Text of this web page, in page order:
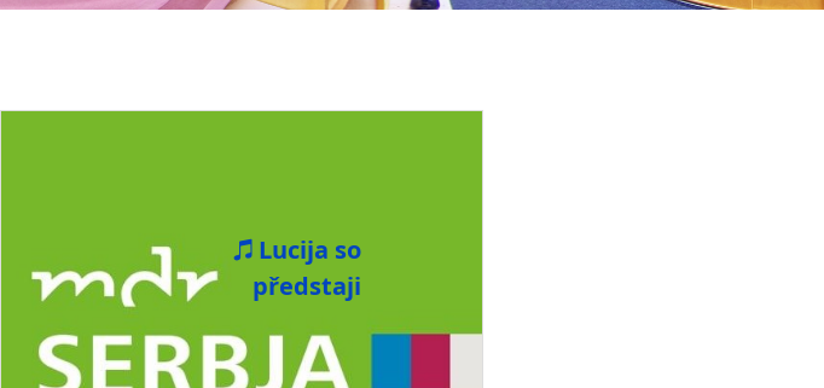
Lucija so
předstaji